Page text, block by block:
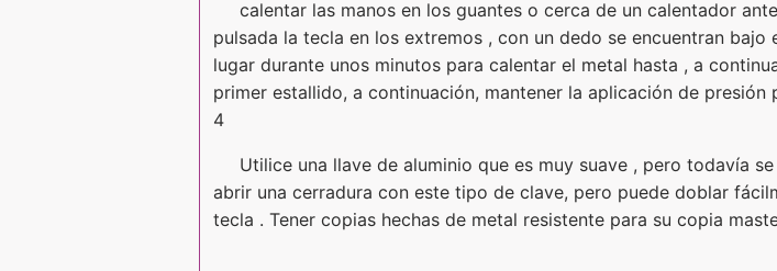
calentar las manos en los guantes o cerca de un calentador
pulsada la tecla en los extremos , con un dedo se encuentran
lugar durante unos minutos para calentar el metal hasta , a
primer estallido, a continuación, mantener la aplicación de presión
4
Utilice una llave de aluminio que es muy suave , pero todavía
abrir una cerradura con este tipo de clave, pero puede doblar
tecla . Tener copias hechas de metal resistente para su copia